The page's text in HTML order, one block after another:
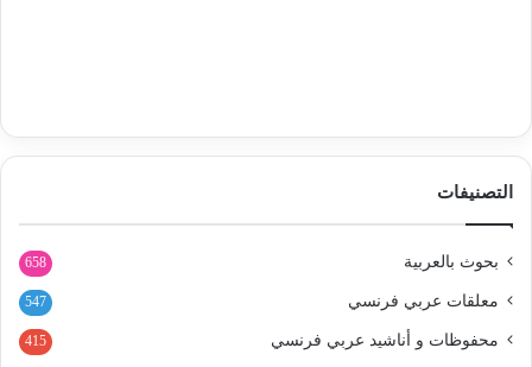
التصنيفات
بحوث بالعربية 658
معلقات عربي فرنسي 547
محفوظات و أناشيد عربي فرنسي 415